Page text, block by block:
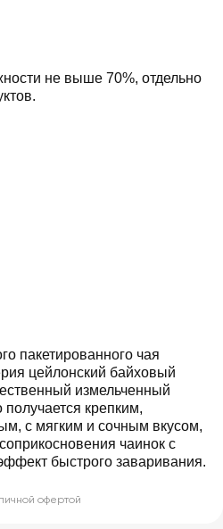
не выше 70%, отдельно
пакетированного чая
цейлонский байховый
измельченный
крепким,
с мягким и сочным вкусом,
чаинок с
быстрого заваривания.
офертой